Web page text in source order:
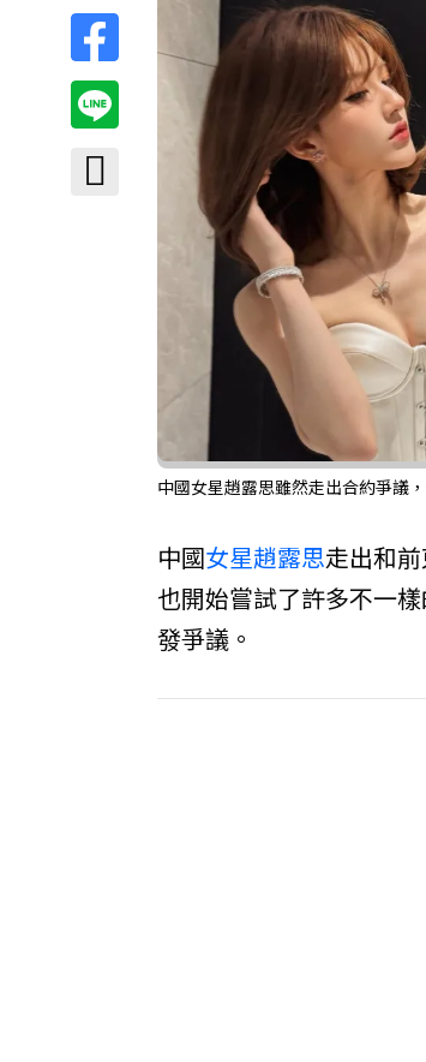
中國女星趙露思雖然走出合約爭議
中國女星趙露思走出和
也開始嘗試了許多不一
發爭議。